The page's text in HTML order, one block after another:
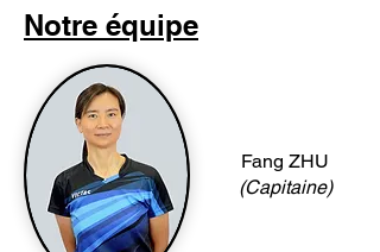
Notre équipe
Fang ZHU
(Capitaine)